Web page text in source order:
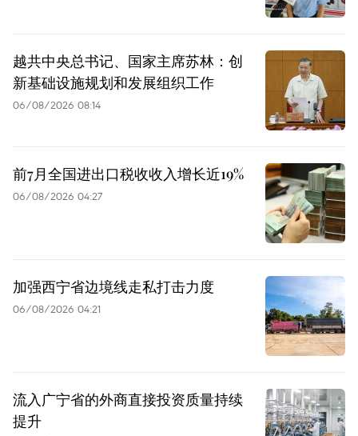
越共中央总书记、国家主席苏林：创
新基础设施规划和发展组织工作
06/08/2026 08:14
前7月全国进出口税收收入增长近19%
06/08/2026 04:27
加强西宁省边境线走私打击力度
06/08/2026 04:21
流入广宁省的外商直接投资质量持续
提升